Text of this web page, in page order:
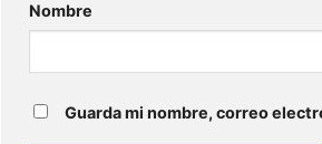
Nombre
Guarda mi nombre, correo